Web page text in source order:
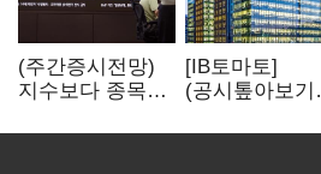
(주간증시전망)
지수보다 종목…
이어진다
[IB토마토]
(공시톺아보기)
바로 매출로